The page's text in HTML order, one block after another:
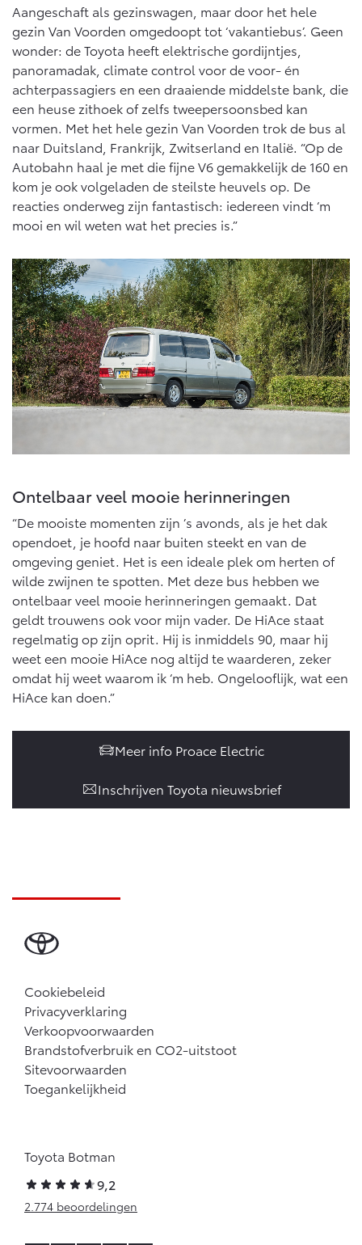
Aangeschaft als gezinswagen, maar door het hele
gezin Van Voorden omgedoopt tot ‘vakantiebus’. Geen
wonder: de Toyota heeft elektrische gordijntjes,
panoramadak, climate control voor de voor- én
achterpassagiers en een draaiende middelste bank, die
een heuse zithoek of zelfs tweepersoonsbed kan
vormen. Met het hele gezin Van Voorden trok de bus al
naar Duitsland, Frankrijk, Zwitserland en Italië. “Op de
Autobahn haal je met die fijne V6 gemakkelijk de 160 en
kom je ook volgeladen de steilste heuvels op. De
reacties onderweg zijn fantastisch: iedereen vindt ‘m
mooi en wil weten wat het precies is.”
Ontelbaar veel mooie herinneringen
“De mooiste momenten zijn ’s avonds, als je het dak
opendoet, je hoofd naar buiten steekt en van de
omgeving geniet. Het is een ideale plek om herten of
wilde zwijnen te spotten. Met deze bus hebben we
ontelbaar veel mooie herinneringen gemaakt. Dat
geldt trouwens ook voor mijn vader. De HiAce staat
regelmatig op zijn oprit. Hij is inmiddels 90, maar hij
weet een mooie HiAce nog altijd te waarderen, zeker
omdat hij weet waarom ik ‘m heb. Ongelooflijk, wat een
HiAce kan doen.”
Meer info Proace Electric
Inschrijven Toyota nieuwsbrief
Cookiebeleid
Privacyverklaring
Verkoopvoorwaarden
Brandstofverbruik en CO2-uitstoot
Sitevoorwaarden
Toegankelijkheid
Toyota Botman
9,2
2.774 beoordelingen